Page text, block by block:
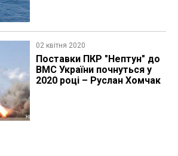
02 квітня 2020
Поставки ПКР "Нептун" до
ВМС України почнуться у
2020 році – Руслан Хомчак